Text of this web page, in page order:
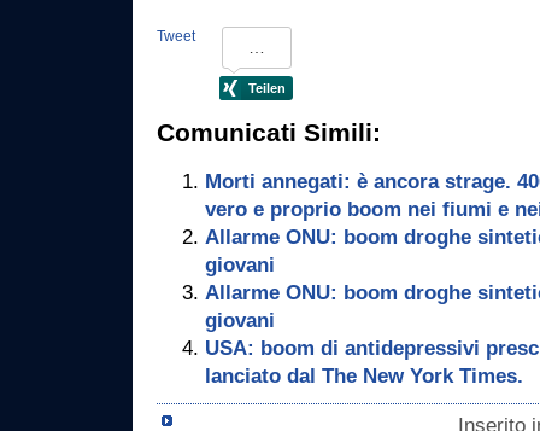
Tweet
Comunicati Simili:
Morti annegati: è ancora strage.
vero e proprio boom nei fiumi e
Allarme ONU: boom droghe
giovani
Allarme ONU: boom droghe
giovani
USA: boom di antidepressivi
lanciato dal The New York Times.
Inserito